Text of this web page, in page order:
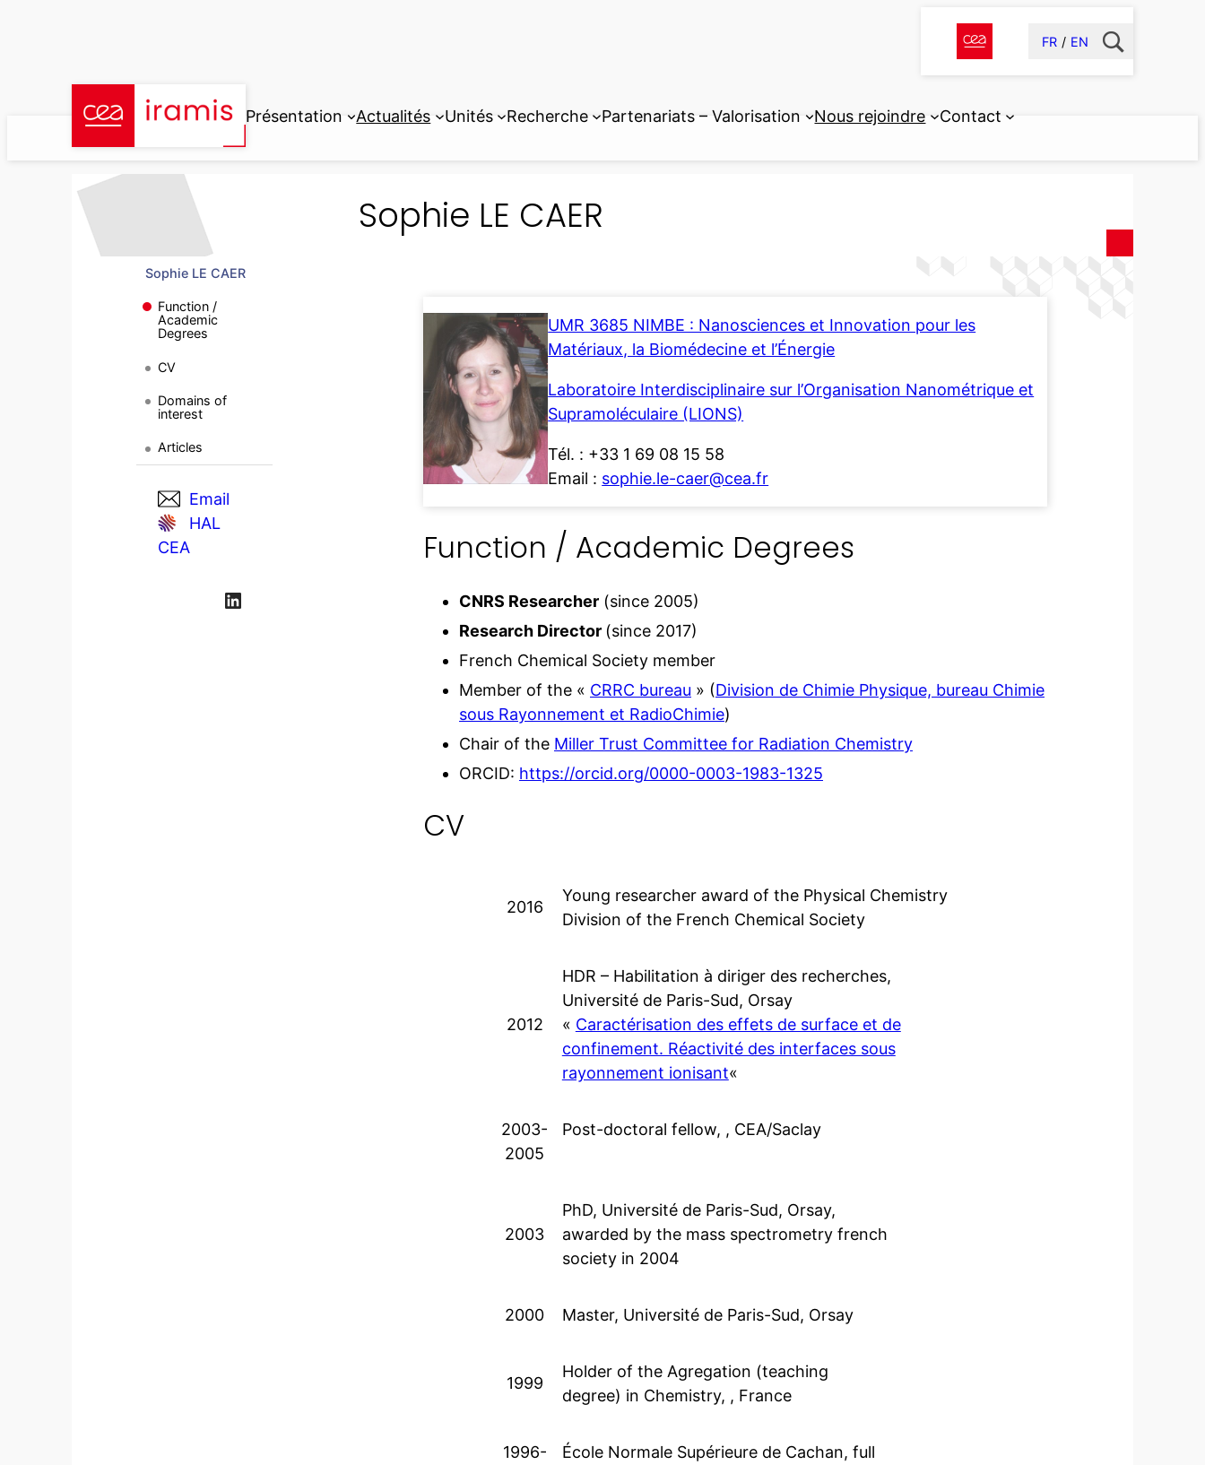
FR EN
Présentation Actualités Unités Recherche Partenariats – Valorisation Nous rejoindre Contact
Sophie LE CAER
Sophie LE CAER
Function /
Academic
Degrees
CV
Domains of
interest
Articles
Email
HAL
CEA
LinkedIn
UMR 3685 NIMBE : Nanosciences et Innovation pour les
Matériaux, la Biomédecine et l’Énergie
Laboratoire Interdisciplinaire sur l’Organisation Nanométrique et
Supramoléculaire (LIONS)
Tél. : +33 1 69 08 15 58
Email : sophie.le-caer@cea.fr
Function / Academic Degrees
CNRS Researcher (since 2005)
Research Director (since 2017)
French Chemical Society member
Member of the « CRRC bureau » (Division de Chimie Physique, bureau Chimie
sous Rayonnement et RadioChimie)
Chair of the Miller Trust Committee for Radiation Chemistry
ORCID: https://orcid.org/0000-0003-1983-1325
CV
2016
Young researcher award of the Physical Chemistry
Division of the French Chemical Society
2012
HDR – Habilitation à diriger des recherches,
Université de Paris-Sud, Orsay
« Caractérisation des effets de surface et de
confinement. Réactivité des interfaces sous
rayonnement ionisant«
2003-
2005
Post-doctoral fellow, , CEA/Saclay
2003
PhD, Université de Paris-Sud, Orsay,
awarded by the mass spectrometry french
society in 2004
2000 Master, Université de Paris-Sud, Orsay
1999
Holder of the Agregation (teaching
degree) in Chemistry, , France
1996-
École Normale Supérieure de Cachan, full